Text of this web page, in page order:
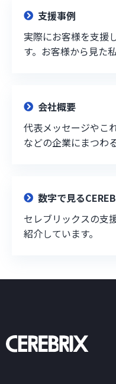
支援事例
実際にお客様を支援
す。お客様から見た
会社概要
代表メッセージやこ
などの企業にまつわ
数字で見る
セレブリックスの支
紹介しています。